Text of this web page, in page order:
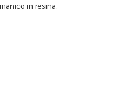
in resina.